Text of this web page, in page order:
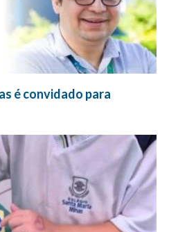
é convidado para